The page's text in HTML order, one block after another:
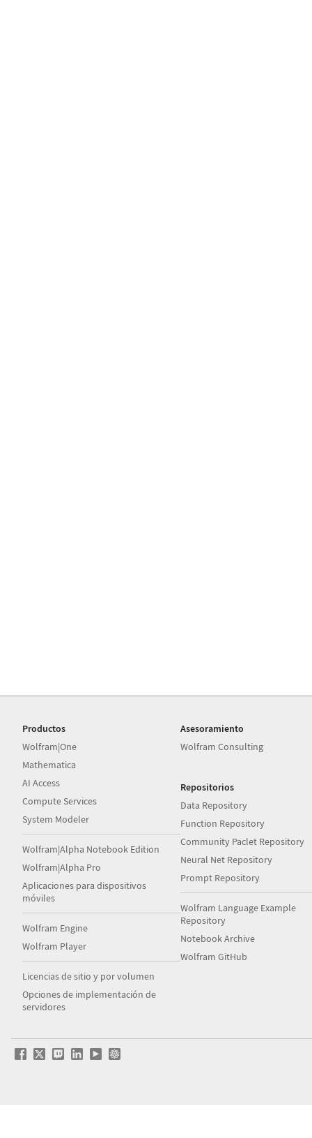
Productos
Wolfram|One
Mathematica
AI Access
Compute Services
System Modeler
Wolfram|Alpha Notebook Edition
Wolfram|Alpha Pro
Aplicaciones para dispositivos
móviles
Wolfram Engine
Wolfram Player
Licencias de sitio y por volumen
Opciones de implementación de
servidores
Asesoramiento
Wolfram Consulting
Repositorios
Data Repository
Function Repository
Community Paclet Repository
Neural Net Repository
Prompt Repository
Wolfram Language Example
Repository
Notebook Archive
Wolfram GitHub